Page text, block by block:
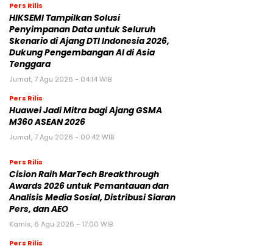
Pers Rilis
HIKSEMI Tampilkan Solusi
Penyimpanan Data untuk Seluruh
Skenario di Ajang DTI Indonesia 2026,
Dukung Pengembangan AI di Asia
Tenggara
Jumat, 7 Agu 2026 - 04:14 WIB
Pers Rilis
Huawei Jadi Mitra bagi Ajang GSMA
M360 ASEAN 2026
Jumat, 7 Agu 2026 - 00:42 WIB
Pers Rilis
Cision Raih MarTech Breakthrough
Awards 2026 untuk Pemantauan dan
Analisis Media Sosial, Distribusi Siaran
Pers, dan AEO
Kamis, 6 Agu 2026 - 17:00 WIB
Pers Rilis